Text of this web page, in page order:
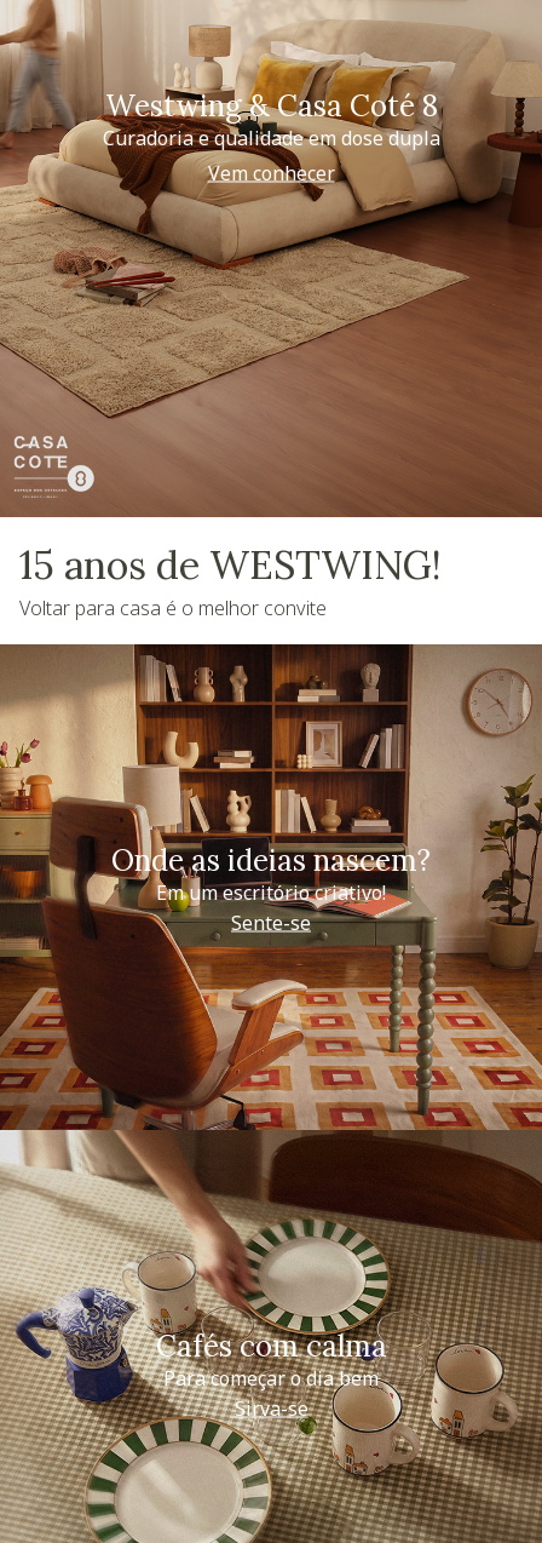
Westwing & Casa Coté 8
Curadoria e qualidade em dose dupla
Vem conhecer
15 anos de WESTWING!
Voltar para casa é o melhor convite
Onde as ideias nascem?
Em um escritório criativo!
Sente-se
Cafés com calma
Para começar o dia bem
Sirva-se